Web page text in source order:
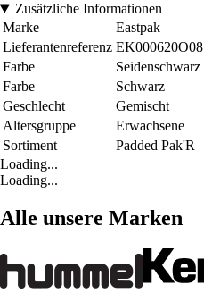
Zusätzliche Informationen
Marke
Eastpak
Lieferantenreferenz EK000620O08
Farbe
Seidenschwarz
Farbe
Schwarz
Geschlecht
Gemischt
Altersgruppe
Erwachsene
Sortiment
Padded Pak'R
Loading...
Loading...
Alle unsere Marken